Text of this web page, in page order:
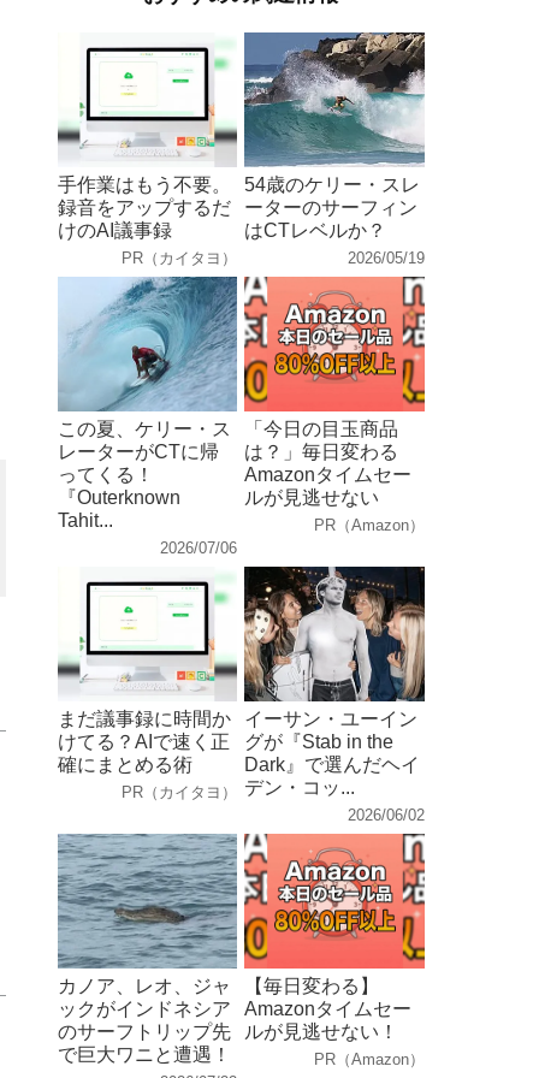
手作業はもう不要。
録音をアップするだ
けのAI議事録
PR（カイタヨ）
54歳のケリー・スレ
ーターのサーフィン
はCTレベルか？
2026/05/19
この夏、ケリー・ス
レーターがCTに帰
ってくる！
『Outerknown
Tahit...
2026/07/06
「今日の目玉商品
は？」毎日変わる
Amazonタイムセー
ルが見逃せない
PR（Amazon）
まだ議事録に時間か
けてる？AIで速く正
確にまとめる術
PR（カイタヨ）
イーサン・ユーイン
グが『Stab in the
Dark』で選んだヘイ
デン・コッ...
2026/06/02
カノア、レオ、ジャ
ックがインドネシア
のサーフトリップ先
で巨大ワニと遭遇！
【毎日変わる】
Amazonタイムセー
ルが見逃せない！
PR（Amazon）